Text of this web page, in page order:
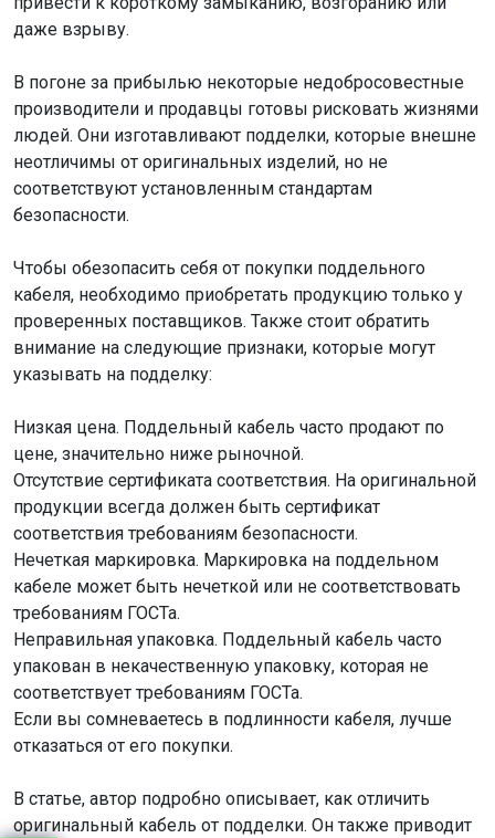
даже взрыву.
В погоне за прибылью некоторые недобросовестные
производители и продавцы готовы рисковать жизнями
людей. Они изготавливают подделки, которые внешне
неотличимы от оригинальных изделий, но не
соответствуют установленным стандартам
безопасности.
Чтобы обезопасить себя от покупки поддельного
кабеля, необходимо приобретать продукцию только у
проверенных поставщиков. Также стоит обратить
внимание на следующие признаки, которые могут
указывать на подделку:
Низкая цена. Поддельный кабель часто продают по
цене, значительно ниже рыночной.
Отсутствие сертификата соответствия. На оригинальной
продукции всегда должен быть сертификат
соответствия требованиям безопасности.
Нечеткая маркировка. Маркировка на поддельном
кабеле может быть нечеткой или не соответствовать
требованиям ГОСТа.
Неправильная упаковка. Поддельный кабель часто
упакован в некачественную упаковку, которая не
соответствует требованиям ГОСТа.
Если вы сомневаетесь в подлинности кабеля, лучше
отказаться от его покупки.
В статье, автор подробно описывает, как отличить
оригинальный кабель от подделки. Он также приводит